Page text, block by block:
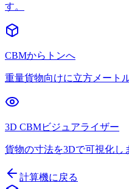
す。
CBMからトンへ
重量貨物向けに立方メート
3D CBMビジュアライザー
貨物の寸法を3Dで可視化し
計算機に戻る